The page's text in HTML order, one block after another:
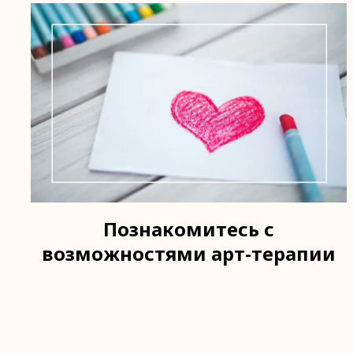
Познакомитесь с
возможностями арт-терапии